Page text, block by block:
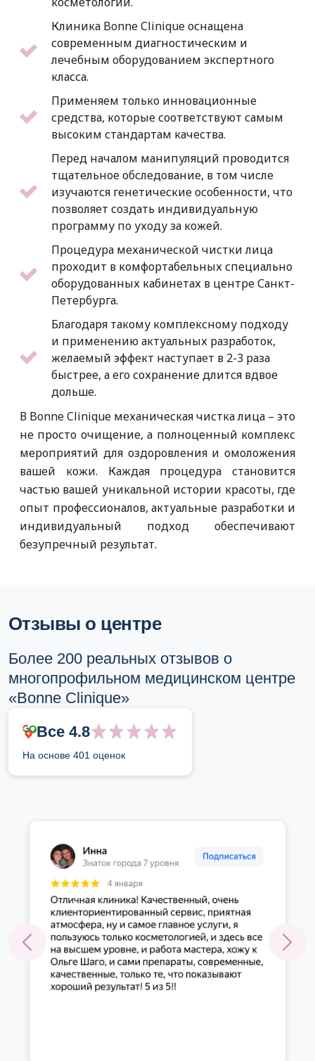
Клиника Bonne Clinique оснащена
современным диагностическим и
лечебным оборудованием экспертного
класса.
Применяем только инновационные
средства, которые соответствуют самым
высоким стандартам качества.
Перед началом манипуляций проводится
тщательное обследование, в том числе
изучаются генетические особенности, что
позволяет создать индивидуальную
программу по уходу за кожей.
Процедура механической чистки лица
проходит в комфортабельных специально
оборудованных кабинетах в центре Санкт-
Петербурга.
Благодаря такому комплексному подходу
и применению актуальных разработок,
желаемый эффект наступает в 2-3 раза
быстрее, а его сохранение длится вдвое
дольше.
В Bonne Clinique механическая чистка лица – это
не просто очищение, а полноценный комплекс
мероприятий для оздоровления и омоложения
вашей кожи. Каждая процедура становится
частью вашей уникальной истории красоты, где
опыт профессионалов, актуальные разработки и
индивидуальный подход обеспечивают
безупречный результат.
Отзывы о центре
Более 200 реальных отзывов о
многопрофильном медицинском центре
«Bonne Clinique»
Все 4.8
На основе 401 оценок